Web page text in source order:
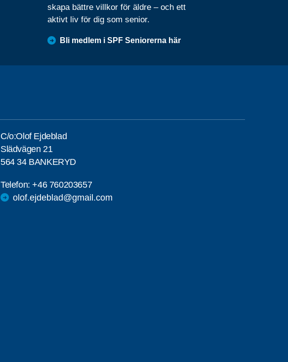
skapa bättre villkor för äldre – och ett
aktivt liv för dig som senior.
Bli medlem i SPF Seniorerna här
C/o:Olof Ejdeblad
Slädvägen 21
564 34 BANKERYD
Telefon:+46 760203657
olof.ejdeblad@gmail.com